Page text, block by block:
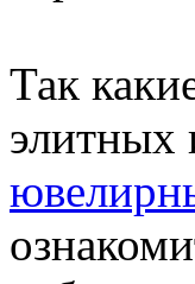
Так
элитных